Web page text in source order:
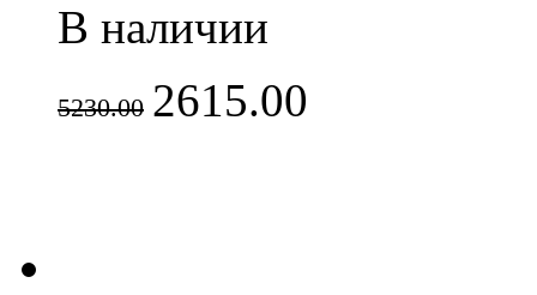
В наличии
5230.00 2615.00